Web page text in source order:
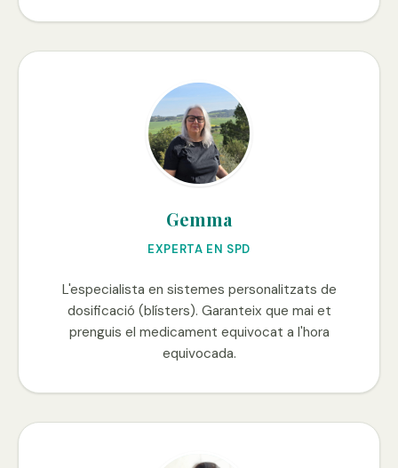
Gemma
EXPERTA EN SPD
L'especialista en sistemes personalitzats de
dosificació (blísters). Garanteix que mai et
prenguis el medicament equivocat a l'hora
equivocada.